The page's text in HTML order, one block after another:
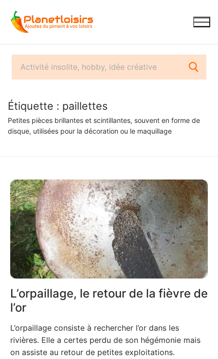
contenu
Étiquette : paillettes
Petites pièces brillantes et scintillantes, souvent en forme de
disque, utilisées pour la décoration ou le maquillage
L’orpaillage, le retour de la fièvre de
l’or
L’orpaillage consiste à rechercher l’or dans les
rivières. Elle a certes perdu de son hégémonie mais
on assiste au retour de petites exploitations.